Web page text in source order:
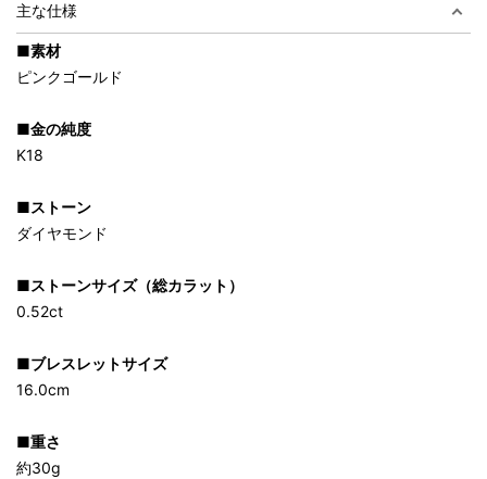
主な仕様
■素材
ピンクゴールド
■金の純度
K18
■ストーン
ダイヤモンド
■ストーンサイズ（総カラット）
0.52ct
■ブレスレットサイズ
16.0cm
■重さ
約30g